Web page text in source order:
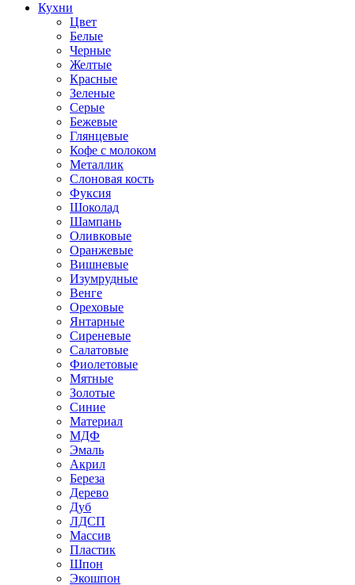
Кухни
Цвет
Белые
Черные
Желтые
Красные
Зеленые
Серые
Бежевые
Глянцевые
Кофе с молоком
Металлик
Слоновая кость
Фуксия
Шоколад
Шампань
Оливковые
Оранжевые
Вишневые
Изумрудные
Венге
Ореховые
Янтарные
Сиреневые
Салатовые
Фиолетовые
Мятные
Золотые
Синие
Материал
МДФ
Эмаль
Акрил
Береза
Дерево
Дуб
ЛДСП
Массив
Пластик
Шпон
Экошпон